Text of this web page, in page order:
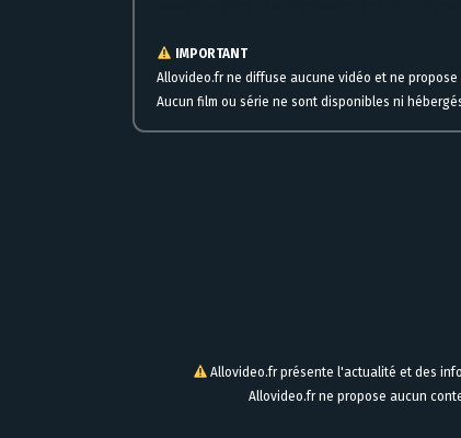
IMPORTANT
Allovideo.fr ne diffuse aucune vidéo et ne
Aucun film ou série ne sont disponibles ni
Allovideo.fr présente l'actualité et des
Allovideo.fr ne propose aucun